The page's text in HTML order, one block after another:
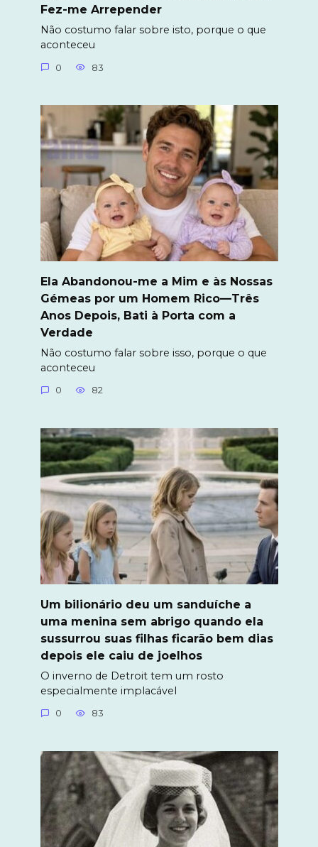
Fez-me Arrepender
Não costumo falar sobre isto, porque o que
aconteceu
0 83
Ela Abandonou-me a Mim e às Nossas
Gémeas por um Homem Rico—Três
Anos Depois, Bati à Porta com a
Verdade
Não costumo falar sobre isso, porque o que
aconteceu
0 82
Um bilionário deu um sanduíche a
uma menina sem abrigo quando ela
sussurrou suas filhas ficarão bem dias
depois ele caiu de joelhos
O inverno de Detroit tem um rosto
especialmente implacável
0 83